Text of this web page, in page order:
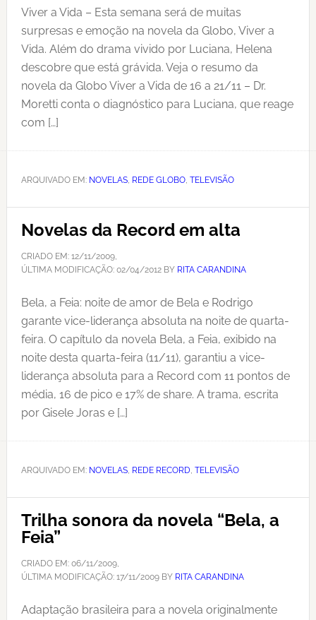
Viver a Vida – Esta semana será de muitas
surpresas e emoção na novela da Globo, Viver a
Vida. Além do drama vivido por Luciana, Helena
descobre que está grávida. Veja o resumo da
novela da Globo Viver a Vida de 16 a 21/11 – Dr.
Moretti conta o diagnóstico para Luciana, que reage
com […]
ARQUIVADO EM: NOVELAS, REDE GLOBO, TELEVISÃO
Novelas da Record em alta
CRIADO EM: 12/11/2009,
ÚLTIMA MODIFICAÇÃO: 02/04/2012BY RITA CARANDINA
Bela, a Feia: noite de amor de Bela e Rodrigo
garante vice-liderança absoluta na noite de quarta-
feira. O capítulo da novela Bela, a Feia, exibido na
noite desta quarta-feira (11/11), garantiu a vice-
liderança absoluta para a Record com 11 pontos de
média, 16 de pico e 17% de share. A trama, escrita
por Gisele Joras e […]
ARQUIVADO EM: NOVELAS, REDE RECORD TELEVISÃO
Trilha sonora da novela “Bela, a
Feia”
CRIADO EM: 06/11/2009,
ÚLTIMA MODIFICAÇÃO: 17/11/2009BY RITA CARANDINA
Adaptação brasileira para a novela originalmente